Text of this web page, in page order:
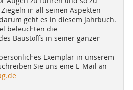
in all seinen Aspekten
geht es in diesem Jahrbuch.
beleuchten die
Baustoffs in seiner ganzen
Exemplar in unserem
Sie uns eine E-Mail an